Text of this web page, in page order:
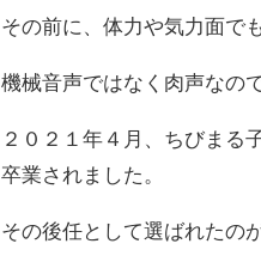
その前に、体力や気力面で
機械音声ではなく肉声なの
２０２１年４月、ちびまる
卒業されました。
その後任として選ばれたの